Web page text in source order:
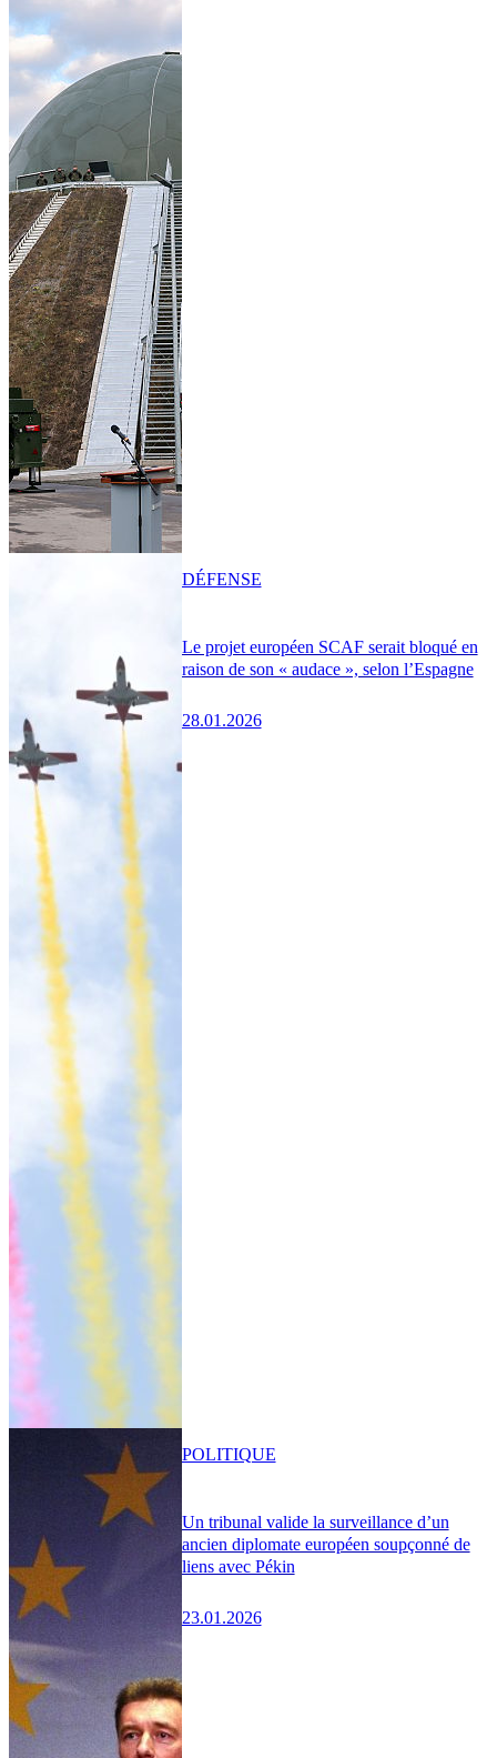
Le projet européen SCAF serait bloqué en
raison de son « audace », selon l’Espagne
28.01.2026
DÉFENSE
Un tribunal valide la surveillance d’un
ancien diplomate européen soupçonné de
liens avec Pékin
23.01.2026
POLITIQUE